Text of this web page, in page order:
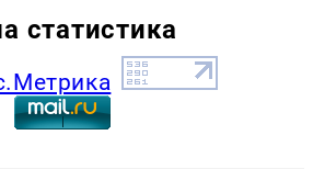
статистика